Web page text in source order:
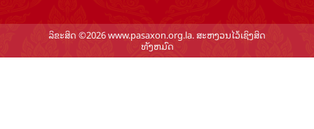
ລິຂະສິດ ©2026 www.pasaxon.org.la. ສະຫງວນໄວ້ເຊິງສິດ
ທັງຫມົດ